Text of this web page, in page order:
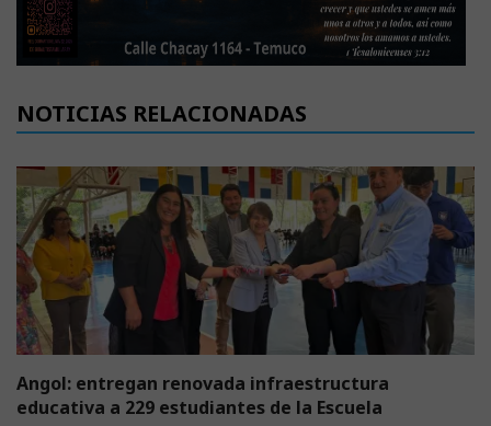
NOTICIAS RELACIONADAS
Angol: entregan renovada infraestructura
educativa a 229 estudiantes de la Escuela